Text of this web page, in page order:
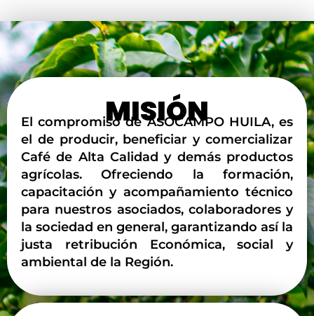
MISIÓN
El compromiso de ASOCAMPO HUILA, es
el de producir, beneficiar y comercializar
Café de Alta Calidad y demás productos
agrícolas.Ofreciendo la formación,
capacitación y acompañamiento técnico
para nuestros asociados, colaboradores y
la sociedad en general, garantizando así la
justa retribución Económica, social y
ambiental de la Región.